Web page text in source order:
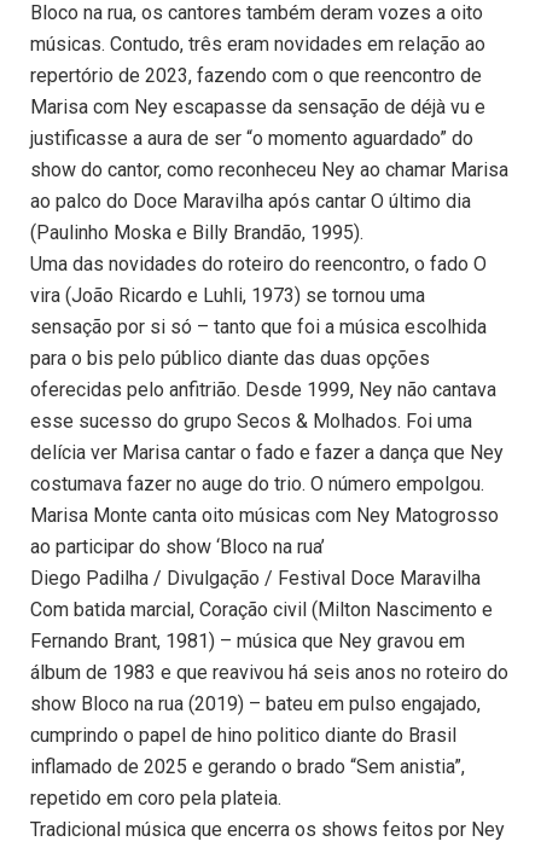
Bloco na rua, os cantores também deram vozes a oito
músicas. Contudo, três eram novidades em relação ao
repertório de 2023, fazendo com o que reencontro de
Marisa com Ney escapasse da sensação de déjà vu e
justificasse a aura de ser “o momento aguardado” do
show do cantor, como reconheceu Ney ao chamar Marisa
ao palco do Doce Maravilha após cantar O último dia
(Paulinho Moska e Billy Brandão, 1995).
Uma das novidades do roteiro do reencontro, o fado O
vira (João Ricardo e Luhli, 1973) se tornou uma
sensação por si só – tanto que foi a música escolhida
para o bis pelo público diante das duas opções
oferecidas pelo anfitrião. Desde 1999, Ney não cantava
esse sucesso do grupo Secos & Molhados. Foi uma
delícia ver Marisa cantar o fado e fazer a dança que Ney
costumava fazer no auge do trio. O número empolgou.
Marisa Monte canta oito músicas com Ney Matogrosso
ao participar do show ‘Bloco na rua’
Diego Padilha / Divulgação / Festival Doce Maravilha
Com batida marcial, Coração civil (Milton Nascimento e
Fernando Brant, 1981) – música que Ney gravou em
álbum de 1983 e que reavivou há seis anos no roteiro do
show Bloco na rua (2019) – bateu em pulso engajado,
cumprindo o papel de hino politico diante do Brasil
inflamado de 2025 e gerando o brado “Sem anistia”,
repetido em coro pela plateia.
Tradicional música que encerra os shows feitos por Ney